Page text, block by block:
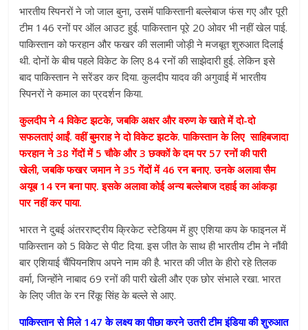
भारतीय स्पिनरों ने जो जाल बुना, उसमें पाकिस्तानी बल्लेबाज फंस गए और पूरी
टीम 146 रनों पर ऑल आउट हुई. पाकिस्तान पूरे 20 ओवर भी नहीं खेल पाई.
पाकिस्तान को फरहान और फखर की सलामी जोड़ी ने मजबूत शुरुआत दिलाई
थी. दोनों के बीच पहले विकेट के लिए 84 रनों की साझेदारी हुई. लेकिन इसे
बाद पाकिस्तान ने सरेंडर कर दिया. कुलदीप यादव की अगुवाई में भारतीय
स्पिनरों ने कमाल का प्रदर्शन किया.
कुलदीप ने 4 विकेट झटके, जबकि अक्षर और वरुण के खाते में दो-दो
सफलताएं आईं. वहीं बुमराह ने दो विकेट झटके. पाकिस्तान के लिए साहिबजादा
फरहान ने 38 गेंदों में 5 चौके और 3 छक्कों के दम पर 57 रनों की पारी
खेली, जबकि फखर जमान ने 35 गेंदों में 46 रन बनाए. उनके अलावा सैम
अयूब 14 रन बना पाए. इसके अलावा कोई अन्य बल्लेबाज दहाई का आंकड़ा
पार नहीं कर पाया.
भारत ने दुबई अंतरराष्ट्रीय क्रिकेट स्टेडियम में हुए एशिया कप के फाइनल में
पाकिस्तान को 5 विकेट से पीट दिया. इस जीत के साथ ही भारतीय टीम ने नौंवी
बार एशियाई चैंपियनशिप अपने नाम की है. भारत की जीत के हीरो रहे तिलक
वर्मा, जिन्होंने नाबाद 69 रनों की पारी खेली और एक छोर संभाले रखा. भारत
के लिए जीत के रन रिंकू सिंह के बल्ले से आए.
पाकिस्तान से मिले 147 के लक्ष्य का पीछा करने उतरी टीम इंडिया की शुरुआत